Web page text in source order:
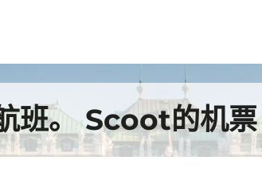
班。 Scoot的机票